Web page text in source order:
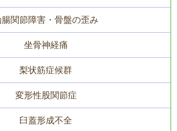
腸関節障害・骨盤の歪み
坐骨神経痛
梨状筋症候群
変形性股関節症
臼蓋形成不全